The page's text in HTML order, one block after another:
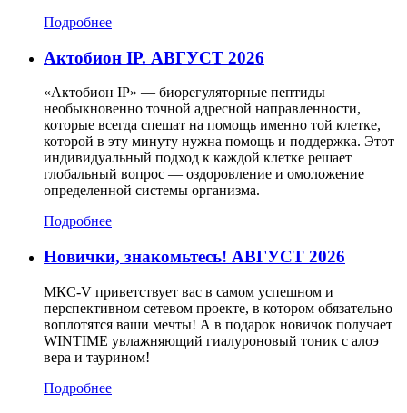
Подробнее
Актобион IP. АВГУСТ 2026
«Актобион IP» — биорегуляторные пептиды
необыкновенно точной адресной направленности,
которые всегда спешат на помощь именно той клетке,
которой в эту минуту нужна помощь и поддержка. Этот
индивидуальный подход к каждой клетке решает
глобальный вопрос — оздоровление и омоложение
определенной системы организма.
Подробнее
Новички, знакомьтесь! АВГУСТ 2026
МКС-V приветствует вас в самом успешном и
перспективном сетевом проекте, в котором обязательно
воплотятся ваши мечты! А в подарок новичок получает
WINTIME увлажняющий гиалуроновый тоник с алоэ
вера и таурином!
Подробнее